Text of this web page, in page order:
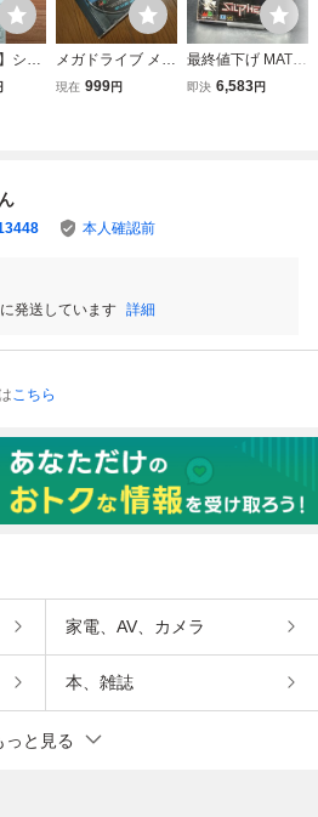
シル
CD
メガドライブ メガ
CD シルフィード
現在 999円
最終値下げ MAT2
40A【未開封】メ
即決 6,583円
本人確認前
発送しています 詳細
こちら
家電、AV、カメラ
本、雑誌
っと見る